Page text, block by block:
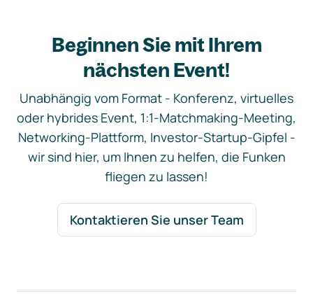
Beginnen Sie mit Ihrem
nächsten Event!
Unabhängig vom Format - Konferenz, virtuelles
oder hybrides Event, 1:1-Matchmaking-Meeting,
Networking-Plattform, Investor-Startup-Gipfel -
wir sind hier, um Ihnen zu helfen, die Funken
fliegen zu lassen!
Kontaktieren Sie unser Team